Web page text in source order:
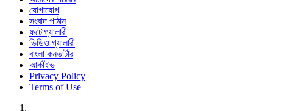
যোগাযোগ
সংবাদ পাঠান
ফটোগ্যালারী
ভিডিও গ্যালারী
বাংলা কনভার্টার
আর্কাইভ
Privacy Policy
Terms of Use